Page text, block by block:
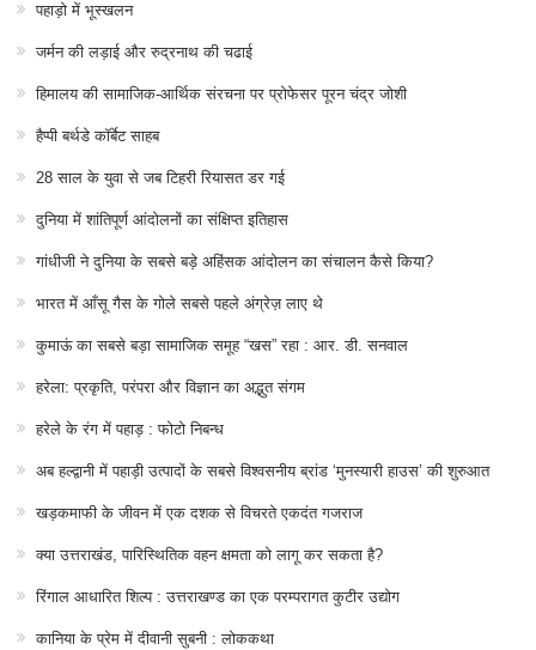
पहाड़ो में भूस्खलन
जर्मन की लड़ाई और रुद्रनाथ की चढाई
हिमालय की सामाजिक-आर्थिक संरचना पर प्रोफेसर पूरन चंद्र जोशी
हैप्पी बर्थडे कॉर्बेट साहब
28 साल के युवा से जब टिहरी रियासत डर गई
दुनिया में शांतिपूर्ण आंदोलनों का संक्षिप्त इतिहास
गांधीजी ने दुनिया के सबसे बड़े अहिंसक आंदोलन का संचालन कैसे किया?
भारत में आँसू गैस के गोले सबसे पहले अंग्रेज़ लाए थे
कुमाऊं का सबसे बड़ा सामाजिक समूह “खस” रहा : आर. डी. सनवाल
हरेला: प्रकृति, परंपरा और विज्ञान का अद्भुत संगम
हरेले के रंग में पहाड़ : फोटो निबन्ध
अब हल्द्वानी में पहाड़ी उत्पादों के सबसे विश्वसनीय ब्रांड ‘मुनस्यारी हाउस’ की शुरुआत
खड़कमाफी के जीवन में एक दशक से विचरते एकदंत गजराज
क्या उत्तराखंड, पारिस्थितिक वहन क्षमता को लागू कर सकता है?
रिंगाल आधारित शिल्प : उत्तराखण्ड का एक परम्परागत कुटीर उद्योग
कानिया के प्रेम में दीवानी सुबनी : लोककथा